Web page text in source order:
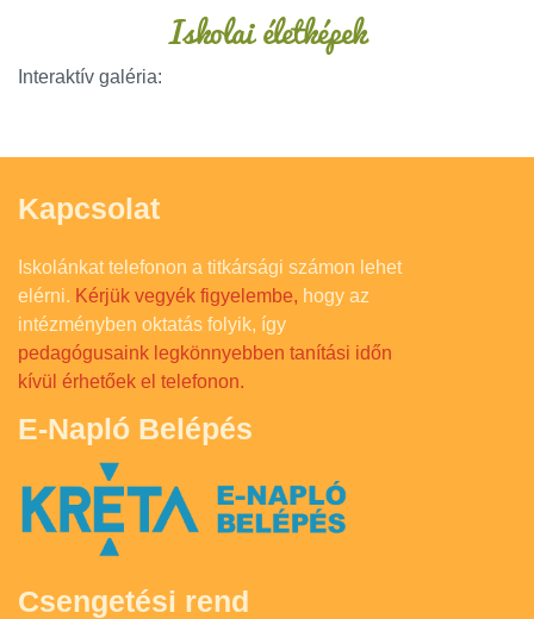
Iskolai életképek
Interaktív galéria:
Kapcsolat
Iskolánkat telefonon a titkársági számon lehet
elérni. Kérjük vegyék figyelembe, hogy az
intézményben oktatás folyik, így
pedagógusaink legkönnyebben tanítási időn
kívül érhetőek el telefonon.
E-Napló Belépés
Csengetési rend